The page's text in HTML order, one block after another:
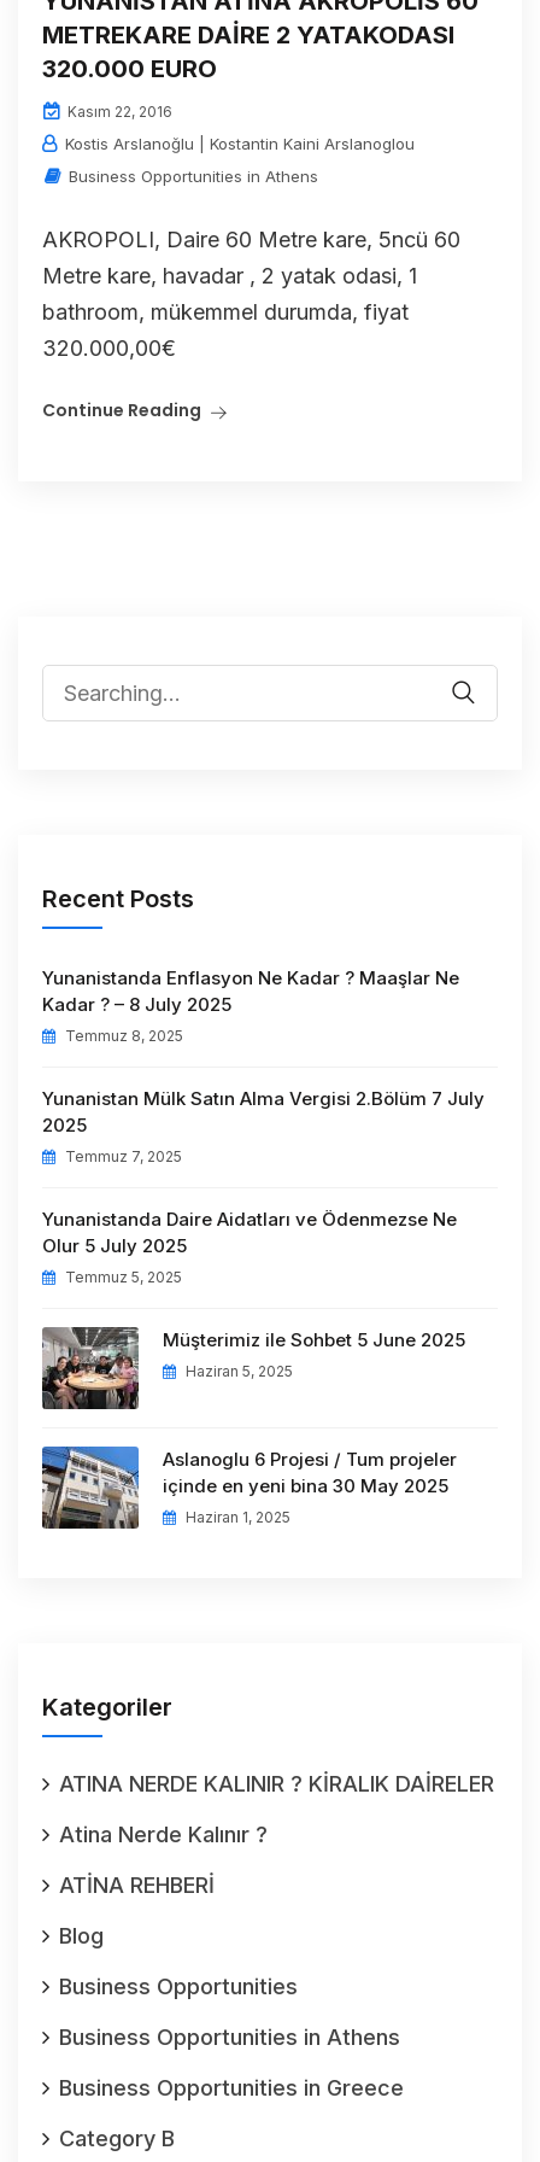
METREKARE DAİRE 2 YATAKODASI
320.000 EURO
Kasım 22, 2016
Kostis Arslanoğlu | Kostantin Kaini Arslanoglou
Business Opportunities in Athens
AKROPOLI, Daire 60 Metre kare, 5ncü 60
Metre kare, havadar , 2 yatak odasi, 1
bathroom, mükemmel durumda, fiyat
320.000,00€
Continue Reading
Recent Posts
Yunanistanda Enflasyon Ne Kadar ? Maaşlar Ne
Kadar ? – 8 July 2025
Temmuz 8, 2025
Yunanistan Mülk Satın Alma Vergisi 2.Bölüm 7 July
2025
Temmuz 7, 2025
Yunanistanda Daire Aidatları ve Ödenmezse Ne
Olur 5 July 2025
Temmuz 5, 2025
Müşterimiz ile Sohbet 5 June 2025
Haziran 5, 2025
Aslanoglu 6 Projesi / Tum projeler
içinde en yeni bina 30 May 2025
Haziran 1, 2025
Kategoriler
ATINA NERDE KALINIR ? KİRALIK DAİRELER
Atina Nerde Kalınır ?
ATİNA REHBERİ
Blog
Business Opportunities
Business Opportunities in Athens
Business Opportunities in Greece
Category B